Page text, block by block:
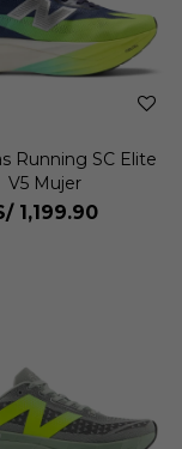
Running SC Elite
V5 Mujer
1,199.90